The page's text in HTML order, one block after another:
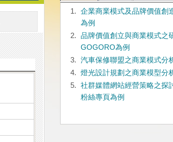
1.
企業商業模式及品牌價值創
為例
2.
品牌價值創立與商業模式之
GOGORO為例
3.
汽車保修聯盟之商業模式分
4.
燈光設計規劃之商業模型分
5.
社群媒體網站經營策略之探
粉絲專頁為例